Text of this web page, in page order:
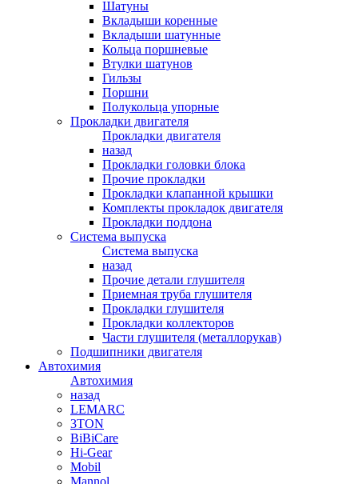
Шатуны
Вкладыши коренные
Вкладыши шатунные
Кольца поршневые
Втулки шатунов
Гильзы
Поршни
Полукольца упорные
Прокладки двигателя
Прокладки двигателя
назад
Прокладки головки блока
Прочие прокладки
Прокладки клапанной крышки
Комплекты прокладок двигателя
Прокладки поддона
Система выпуска
Система выпуска
назад
Прочие детали глушителя
Приемная труба глушителя
Прокладки глушителя
Прокладки коллекторов
Части глушителя (металлорукав)
Подшипники двигателя
Автохимия
Автохимия
назад
LEMARC
3TON
BiBiCare
Hi-Gear
Mobil
Mannol